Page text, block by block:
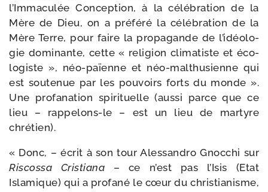
l’Immaculée Conception, à la célé­bra­tion de la
Mère de Dieu, on a pré­fé­ré la célé­bra­tion de la
Mère Terre, pour faire la pro­pa­gande de l’i­déo­lo­
gie domi­nante, cette « reli­gion cli­ma­tiste et éco­
lo­giste », néo-​païenne et néo-​malthusienne qui
est sou­te­nue par les pou­voirs forts du monde ».
Une pro­fa­na­tion spi­ri­tuelle (aus­si parce que ce
lieu – rappelons-​le – est un lieu de mar­tyre
chrétien).
« Donc, – écrit à son tour Alessandro Gnocchi sur
Riscossa Cristiana – ce n’est pas l’Isis (Etat
Islamique) qui a pro­fa­né le cœur du chris­tia­nisme,